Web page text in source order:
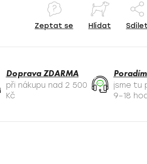
Zeptat se Hlídat
Doprava ZDARMA
při nákupu nad 2 500
Kč
jsme tu
9–18